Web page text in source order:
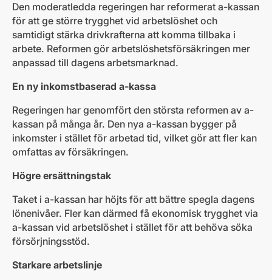
Den moderatledda regeringen har reformerat a-kassan
för att ge större trygghet vid arbetslöshet och
samtidigt stärka drivkrafterna att komma tillbaka i
arbete. Reformen gör arbetslöshetsförsäkringen mer
anpassad till dagens arbetsmarknad.
En ny inkomstbaserad a-kassa
Regeringen har genomfört den största reformen av a-
kassan på många år. Den nya a-kassan bygger på
inkomster i stället för arbetad tid, vilket gör att fler kan
omfattas av försäkringen.
Högre ersättningstak
Taket i a-kassan har höjts för att bättre spegla dagens
lönenivåer. Fler kan därmed få ekonomisk trygghet via
a-kassan vid arbetslöshet i stället för att behöva söka
försörjningsstöd.
Starkare arbetslinje